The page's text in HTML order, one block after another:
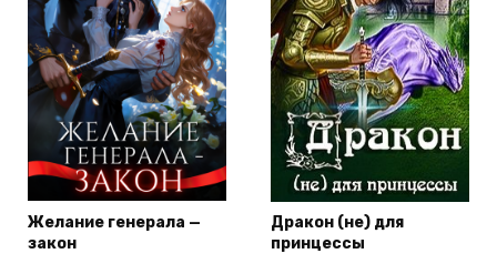
Желание генерала —
закон
Дракон (не) для
принцессы